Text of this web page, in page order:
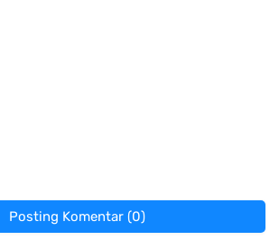
Posting Komentar (0)